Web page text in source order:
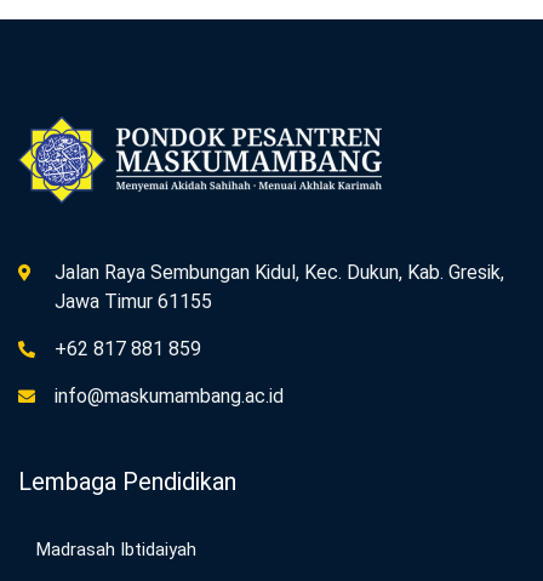
Jalan Raya Sembungan Kidul, Kec. Dukun, Kab. Gresik,
Jawa Timur 61155
+62 817 881 859
info@maskumambang.ac.id
Lembaga Pendidikan
Madrasah Ibtidaiyah